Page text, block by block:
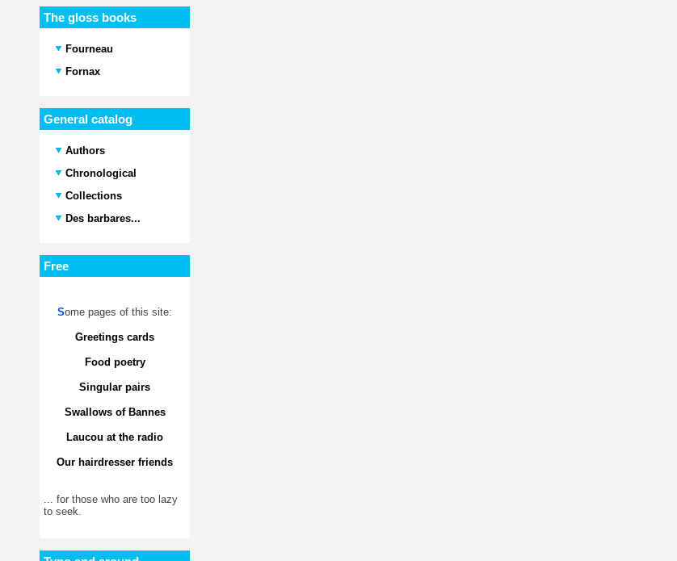
The gloss books
Fourneau
Fornax
General catalog
Authors
Chronological
Collections
Des barbares...
Free
Some pages of this site:
Greetings cards
Food poetry
Singular pairs
Swallows of Bannes
Laucou at the radio
Our hairdresser friends
... for those who are too lazy
to seek.